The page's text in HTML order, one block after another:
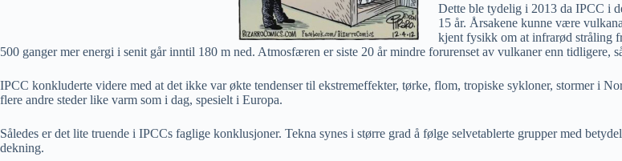
Dette ble tydelig i 2013 da IPCC i
15 år. Årsakene kunne være
kjent fysikk om at infrarød stråling
500 ganger mer energi i senit går inntil 180 m ned. Atmosfæren er siste 20 år mindre forurenset av vulkaner enn tidligere,
IPCC konkluderte videre med at det ikke var økte tendenser til ekstremeffekter, tørke, flom, tropiske sykloner, stormer i
flere andre steder like varm som i dag, spesielt i Europa.
Således er det lite truende i IPCCs faglige konklusjoner. Tekna synes i større grad å følge selvetablerte grupper med
dekning.